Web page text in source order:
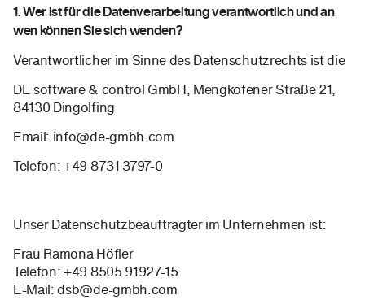
1. Wer ist für die Datenverarbeitung verantwortlich und an
wen können Sie sich wenden?
Verantwortlicher im Sinne des Datenschutzrechts ist die
DE software & control GmbH, Mengkofener Straße 21,
84130 Dingolfing
Email: info@de-gmbh.com
Telefon: +49 8731 3797-0
Unser Datenschutzbeauftragter im Unternehmen ist:
Frau Ramona Höfler
Telefon: +49 8505 91927-15
E-Mail: dsb@de-gmbh.com